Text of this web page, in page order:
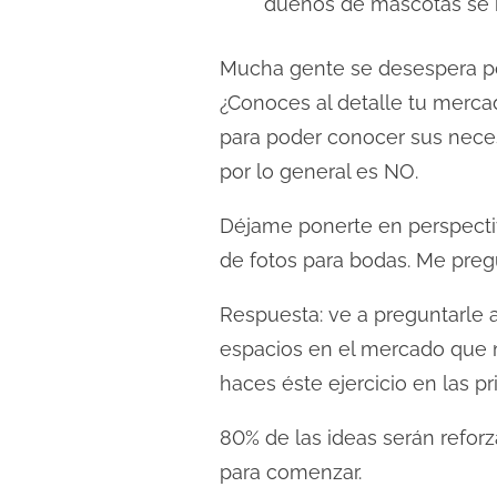
Mucha gente se desespera
¿Conoces al detalle tu
para poder conocer sus
por lo general es NO.
Déjame ponerte en
de fotos para bodas. Me
Respuesta: ve a preguntarle
espacios en el mercado que
haces éste ejercicio en las
80% de las ideas serán
para comenzar.